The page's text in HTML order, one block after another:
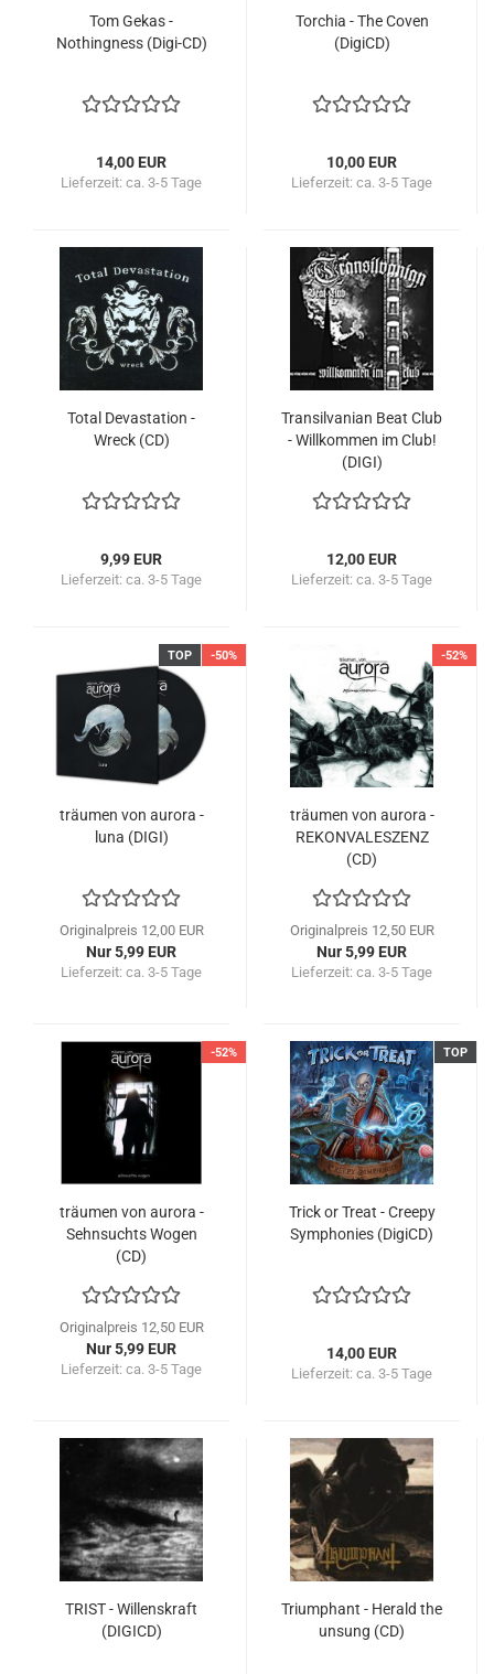
Tom Gekas -
Nothingness (Digi-CD)
14,00 EUR
Lieferzeit: ca. 3-5 Tage
Torchia - The Coven
(DigiCD)
10,00 EUR
Lieferzeit: ca. 3-5 Tage
Total Devastation -
Wreck (CD)
9,99 EUR
Lieferzeit: ca. 3-5 Tage
Transilvanian Beat Club
- Willkommen im Club!
(DIGI)
12,00 EUR
Lieferzeit: ca. 3-5 Tage
TOP -50%
träumen von aurora -
luna (DIGI)
Originalpreis 12,00 EUR
Nur 5,99 EUR
Lieferzeit: ca. 3-5 Tage
-52%
träumen von aurora -
REKONVALESZENZ
(CD)
Originalpreis 12,50 EUR
Nur 5,99 EUR
Lieferzeit: ca. 3-5 Tage
-52%
träumen von aurora -
Sehnsuchts Wogen
(CD)
Originalpreis 12,50 EUR
Nur 5,99 EUR
Lieferzeit: ca. 3-5 Tage
TOP
Trick or Treat - Creepy
Symphonies (DigiCD)
14,00 EUR
Lieferzeit: ca. 3-5 Tage
TRIST - Willenskraft
(DIGICD)
Triumphant - Herald the
unsung (CD)